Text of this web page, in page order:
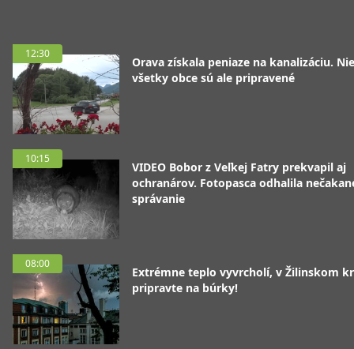
12:30
Orava získala peniaze na kanalizáciu. Nie
všetky obce sú ale pripravené
10:15
VIDEO Bobor z Veľkej Fatry prekvapil aj
ochranárov. Fotopasca odhalila
správanie
08:00
Extrémne teplo vyvrcholí, v Žilinskom
pripravte na búrky!